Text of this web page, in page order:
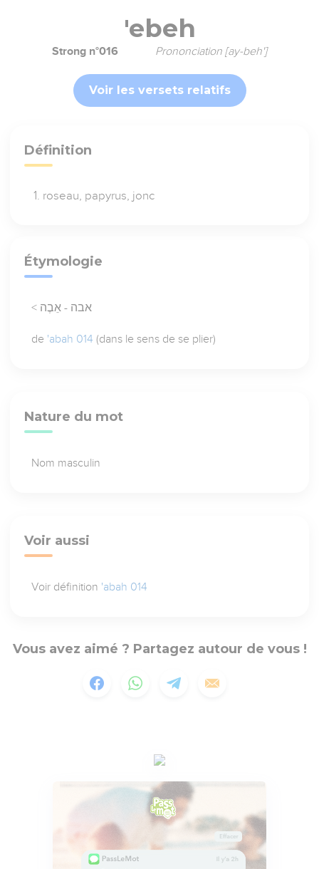
'ebeh
Strong n°016 Prononciation [ay-beh']
Voir les versets relatifs
Définition
roseau, papyrus, jonc
Étymologie
< אבה - אֵבֶה
de 'abah 014 (dans le sens de se plier)
Nature du mot
Nom masculin
Voir aussi
Voir définition 'abah 014
Vous avez aimé ? Partagez autour de vous !